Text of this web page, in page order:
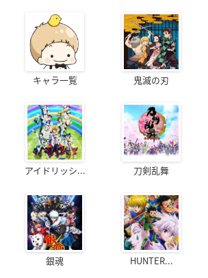
キャラ一覧 鬼滅の刃
アイドリッシ... 刀剣乱舞
銀魂 HUNTER...